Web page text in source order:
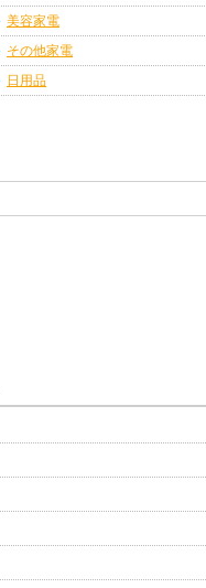
美容家電
その他家電
日用品